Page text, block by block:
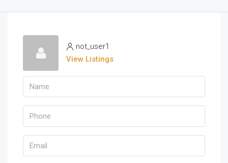
not_user1
View Listings